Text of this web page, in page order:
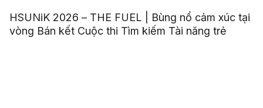
HSUNiK 2026 – THE FUEL | Bùng nổ cảm xúc tại
vòng Bán kết Cuộc thi Tìm kiếm Tài năng trẻ